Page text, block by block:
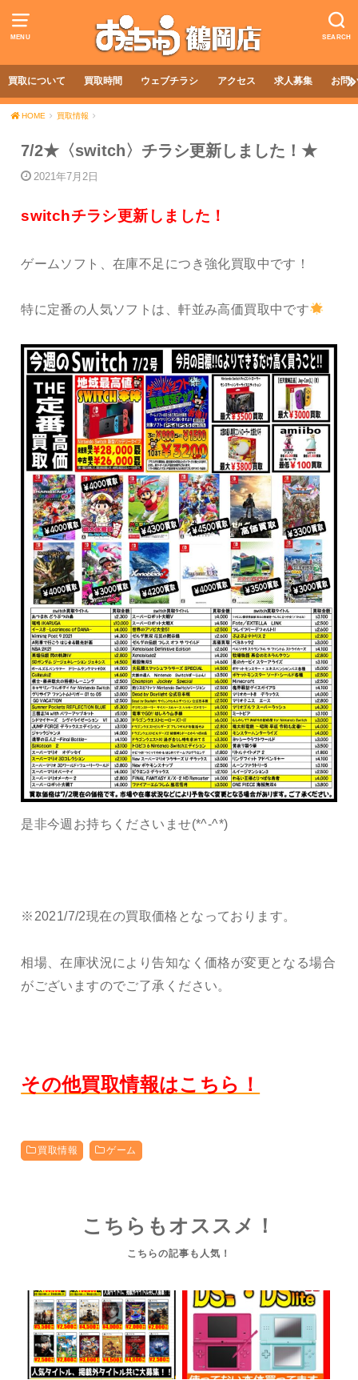
MENU SEARCH
買取について 買取時間 ウェブチラシ アクセス 求人募集 お問
HOME 買取情報
7/2★〈switch〉チラシ更新しました！★
2021年7月2日
switchチラシ更新しました！
ゲームソフト、在庫不足につき強化買取中です！
特に定番の人気ソフトは、軒並み高価買取中です
是非今週お持ちくださいませ(*^-^*)
※2021/7/2現在の買取価格となっております。
相場、在庫状況により告知なく価格が変更となる場合
がございますのでご了承ください。
その他買取情報はこちら！
買取情報 ゲーム
こちらもオススメ！